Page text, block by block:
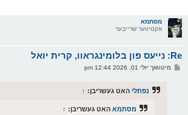
מסתמא
אקטיווער שרייבער
Re: נייעס פון בלומינגראוו, קרית יואל
פמיטוואך יולי 01, 2026 12:44 pm
נפתלי האט געשריבן: ↑
מסתמא האט געשריבן: ↑